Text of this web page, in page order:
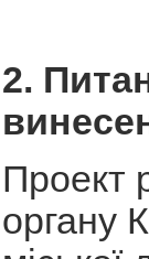
2.
Проект
органу